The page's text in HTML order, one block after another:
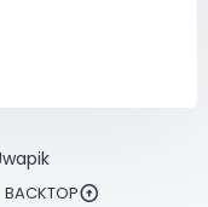
BACKTOP